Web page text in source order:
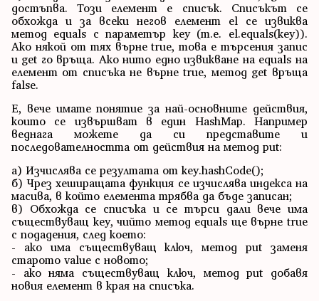
достъпва. Този елемент е списък. Списъкът се
обхожда и за всеки негов елемент el се извиква
метод equals с параметър key (т.е. el.equals(key)).
Ако някой от тях върне true, това е търсения запис
и get го връща. Ако нито едно извикване на equals на
елемент от списъка не върне true, метод get връща
false.
Е, вече имате понятие за най-основните действия,
които се извършват в един HashMap. Например
веднага можете да си представите и
последователността от действия на метод put:
а) Изчислява се резултата от key.hashCode();
б) Чрез хеширащата функция се изчислява индекса на
масива, в който елемента трябва да бъде записан;
в) Обхожда се списъка и се търси дали вече има
съществуващ key, чийто метод equals ще върне true
с подадения, след което:
- ако има съществуващ ключ, метод put заменя
старото value с новото;
- ако няма съществуващ ключ, метод put добавя
новия елемент в края на списъка.